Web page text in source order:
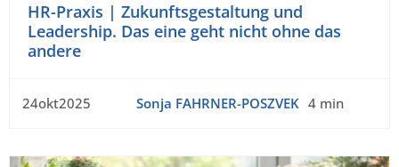
HR-Praxis | Zukunftsgestaltung und
Leadership. Das eine geht nicht ohne das
andere
24okt2025 Sonja FAHRNER-POSZVEK 4 min